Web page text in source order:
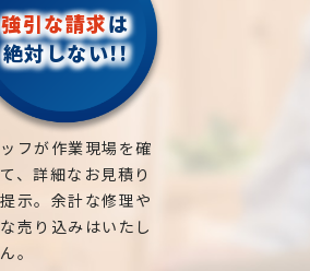
強引な請求は
絶対しない!!
フが作業現場を確
、詳細なお見積り
示。余計な修理や
売り込みはいたし
。